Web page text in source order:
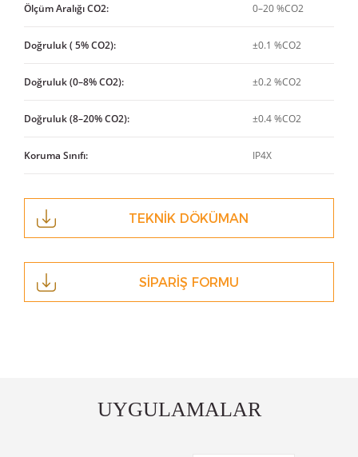
Ölçüm Aralığı CO2: 0–20 %CO2
Doğruluk ( 5% CO2): ±0.1 %CO2
Doğruluk (0–8% CO2): ±0.2 %CO2
Doğruluk (8–20% CO2): ±0.4 %CO2
Koruma Sınıfı: IP4X
TEKNİK DÖKÜMAN
SİPARİŞ FORMU
UYGULAMALAR